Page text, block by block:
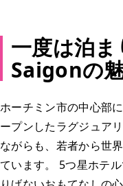
一度は泊
Saigonの
ホーチミン市の中心部
ープンしたラグジュア
ながらも、若者から世
ています。 5つ星ホテ